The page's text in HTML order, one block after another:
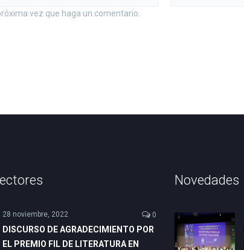
vez que haga un comentario.
28 noviembre, 2022 0
DISCURSO DE AGRADECIMIENTO POR
EL PREMIO FIL DE LITERATURA EN
Novedades